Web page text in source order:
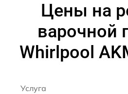
Цены на
варочной
Whirlpool
Услуга